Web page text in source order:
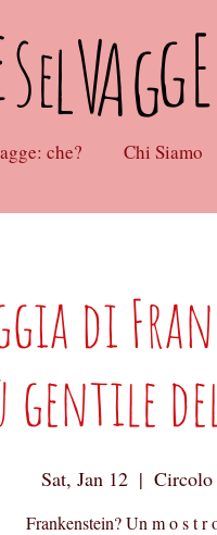
che? Chi Siamo
selVAggE
di
gentile
Sat, Jan 12
  |
Frankenstein? Un m o s t r